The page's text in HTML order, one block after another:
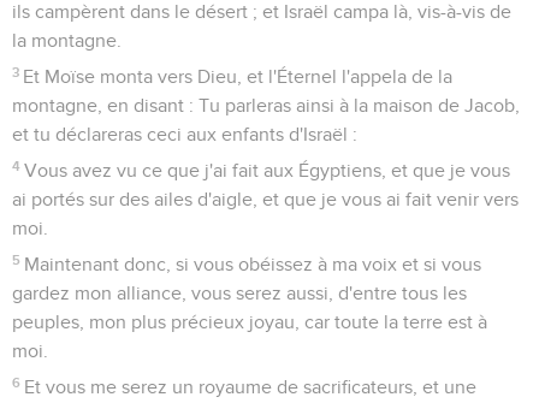
ils campèrent dans le désert ; et Israël campa là, vis-à-vis de
la montagne.
3 Et Moïse monta vers Dieu, et l'Éternel l'appela de la
montagne, en disant : Tu parleras ainsi à la maison de Jacob,
et tu déclareras ceci aux enfants d'Israël :
4 Vous avez vu ce que j'ai fait aux Égyptiens, et que je vous
ai portés sur des ailes d'aigle, et que je vous ai fait venir vers
moi.
5 Maintenant donc, si vous obéissez à ma voix et si vous
gardez mon alliance, vous serez aussi, d'entre tous les
peuples, mon plus précieux joyau, car toute la terre est à
moi.
6 Et vous me serez un royaume de sacrificateurs, et une